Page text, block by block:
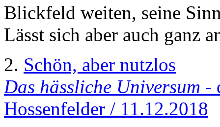
Blickfeld weiten, seine
Lässt sich aber auch ganz
2. Schön, aber nutzlos
Das hässliche Universum -
Hossenfelder / 11.12.2018